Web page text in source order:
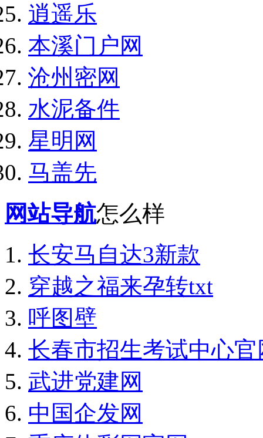
逍遥乐
本溪门户网
沧州密网
水泥备件
星明网
马盖先
网站导航怎么样
长安马自达3新款
穿越之福来孕转txt
呼图壁
长春市招生考试中心官
武进党建网
中国企发网